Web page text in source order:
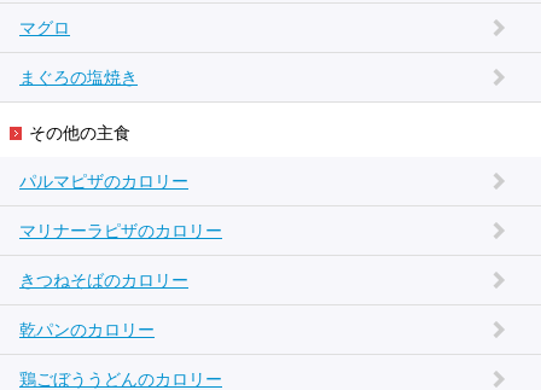
マグロ
まぐろの塩焼き
その他の主食
パルマピザのカロリー
マリナーラピザのカロリー
きつねそばのカロリー
乾パンのカロリー
鶏ごぼううどんのカロリー